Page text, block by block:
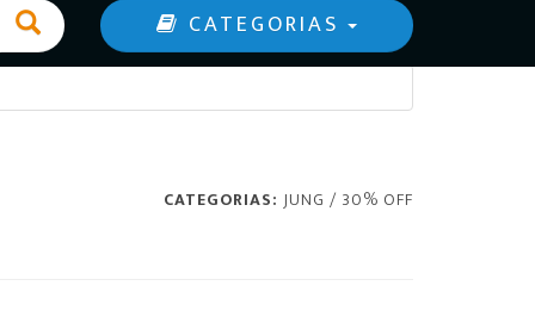
CATEGORIAS
CATEGORIAS: JUNG / 30% OFF